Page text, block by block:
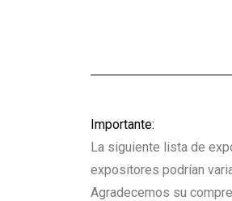
Importante:
La siguiente lista de
expositores podrían
Agradecemos su